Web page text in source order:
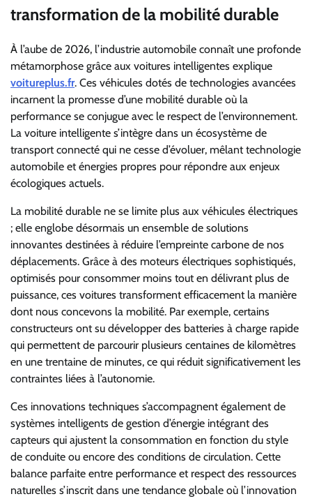
transformation de la mobilité durable
À l’aube de 2026, l’industrie automobile connaît une profonde
métamorphose grâce aux voitures intelligentes explique
voitureplus.fr. Ces véhicules dotés de technologies avancées
incarnent la promesse d’une mobilité durable où la
performance se conjugue avec le respect de l’environnement.
La voiture intelligente s’intègre dans un écosystème de
transport connecté qui ne cesse d’évoluer, mêlant technologie
automobile et énergies propres pour répondre aux enjeux
écologiques actuels.
La mobilité durable ne se limite plus aux véhicules électriques
; elle englobe désormais un ensemble de solutions
innovantes destinées à réduire l’empreinte carbone de nos
déplacements. Grâce à des moteurs électriques sophistiqués,
optimisés pour consommer moins tout en délivrant plus de
puissance, ces voitures transforment efficacement la manière
dont nous concevons la mobilité. Par exemple, certains
constructeurs ont su développer des batteries à charge rapide
qui permettent de parcourir plusieurs centaines de kilomètres
en une trentaine de minutes, ce qui réduit significativement les
contraintes liées à l’autonomie.
Ces innovations techniques s’accompagnent également de
systèmes intelligents de gestion d’énergie intégrant des
capteurs qui ajustent la consommation en fonction du style
de conduite ou encore des conditions de circulation. Cette
balance parfaite entre performance et respect des ressources
naturelles s’inscrit dans une tendance globale où l’innovation